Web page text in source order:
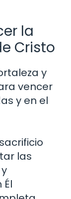
la
Cristo
y
vencer
y en el
las